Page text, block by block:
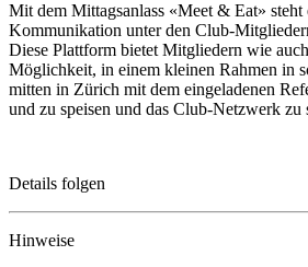
Mit dem Mittagsanlass «Meet & Eat» steht
Kommunikation unter den Club-
Diese Plattform bietet Mitgliedern wie
Möglichkeit, in einem kleinen Rahmen in
mitten in Zürich mit dem eingeladenen
und zu speisen und das Club-Netzwerk zu
Details folgen
Hinweise